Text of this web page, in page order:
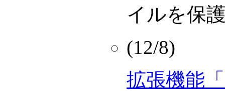
イルを保
(12/8)
拡張機能